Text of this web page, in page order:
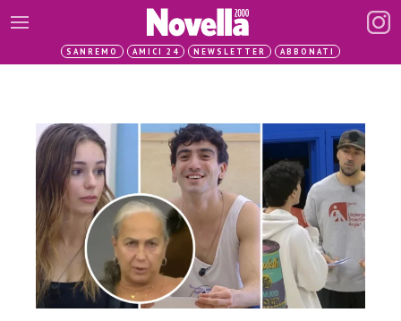
SANREMO AMICI 24 NEWSLETTER ABBONATI